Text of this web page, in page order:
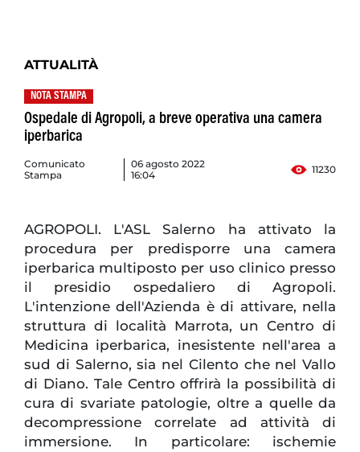
ATTUALITÀ
NOTA STAMPA
Ospedale di Agropoli, a breve operativa una camera
iperbarica
Comunicato
Stampa
06 agosto 2022
16:04
11230
AGROPOLI. L'ASL Salerno ha attivato la
procedura per predisporre una camera
iperbarica multiposto per uso clinico presso
il presidio ospedaliero di Agropoli.
L'intenzione dell'Azienda è di attivare, nella
struttura di località Marrota, un Centro di
Medicina iperbarica, inesistente nell'area a
sud di Salerno, sia nel Cilento che nel Vallo
di Diano. Tale Centro offrirà la possibilità di
cura di svariate patologie, oltre a quelle da
decompressione correlate ad attività di
immersione. In particolare: ischemie